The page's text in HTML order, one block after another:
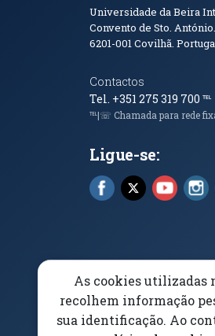
Universidade da Beira
Convento de Sto. António.
6201-001Covilhã.
Contactos
Tel. +351 275 319 700 ℡
℡|☏ Chamada para rede
Ligue-se:
Facebook (abre
X (abre em
Acessibilidade
As cookies utilizadas
recolhem informação
sua identificação. Ao